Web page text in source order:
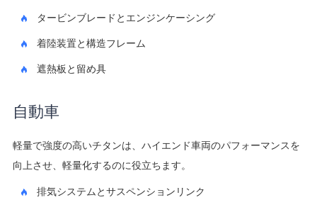
タービンブレードとエンジンケーシング
着陸装置と構造フレーム
遮熱板と留め具
自動車
軽量で強度の高いチタンは、ハイエンド車両のパフォーマンスを
向上させ、軽量化するのに役立ちます。
排気システムとサスペンションリンク